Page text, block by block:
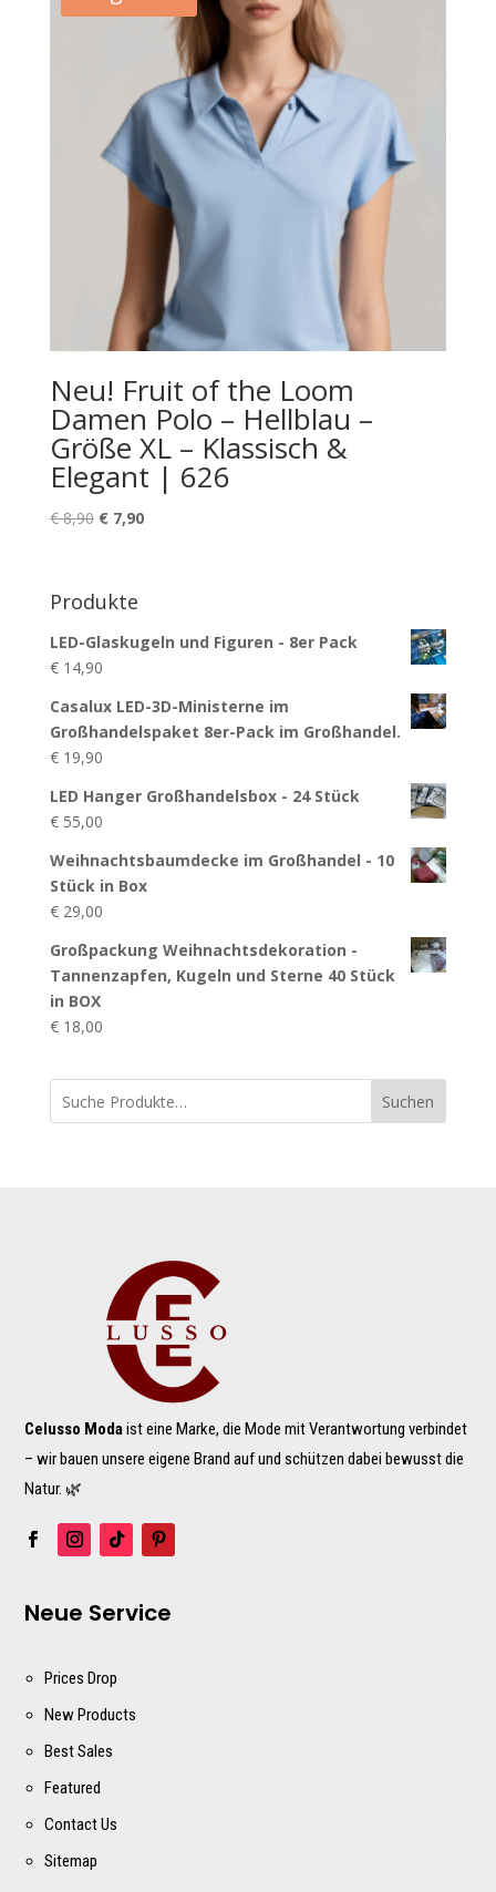
Neu! Fruit of the Loom
Damen Polo – Hellblau –
Größe XL – Klassisch &
Elegant | 626
€8,90 Ursprünglicher
€ 8,90
€7,90Aktueller
Produkte
LED-Glaskugeln und Figuren - 8er Pack
€14,90
Casalux LED-3D-Ministerne im
Großhandelspaket 8er-Pack im Großhandel.
€19,90
LED Hanger Großhandelsbox - 24 Stück
€55,00
Weihnachtsbaumdecke im Großhandel - 10
Stück in Box
€29,00
Großpackung Weihnachtsdekoration -
Tannenzapfen, Kugeln und Sterne 40 Stück
in BOX
€18,00
Suchen
Celusso Modaist eine Marke, die Mode mit Verantwortung verbindet
– wir bauen unsere eigene Brand auf und schützen dabei bewusst die
Natur. 🌿
Neue Service
Prices Drop
New Products
Best Sales
Featured
Contact Us
Sitemap